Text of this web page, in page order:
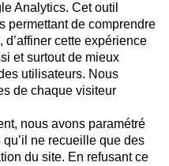
Analytics. Cet outil
permettant de comprendre
d’affiner cette expérience
et surtout de mieux
utilisateurs. Nous
de chaque visiteur
nous avons paramétré
ne recueille que des
du site. En refusant ce